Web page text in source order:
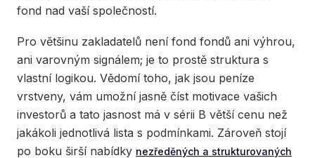
fond nad vaší společností.
Pro většinu zakladatelů není fond fondů ani výhrou,
ani varovným signálem; je to prostě struktura s
vlastní logikou. Vědomí toho, jak jsou peníze
vrstveny, vám umožní jasně číst motivace vašich
investorů a tato jasnost má v sérii B větší cenu než
jakákoli jednotlivá lista s podmínkami. Zároveň stojí
po boku širší nabídky nezředěných a strukturovaných